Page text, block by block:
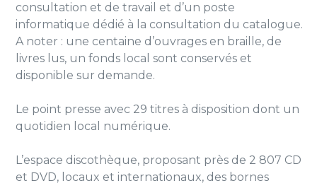
consultation et de travail et d’un poste
informatique dédié à la consultation du catalogue.
A noter : une centaine d’ouvrages en braille, de
livres lus, un fonds local sont conservés et
disponible sur demande.
Le point presse avec 29 titres à disposition dont un
quotidien local numérique.
L’espace discothèque, proposant près de 2 807 CD
et DVD, locaux et internationaux, des bornes